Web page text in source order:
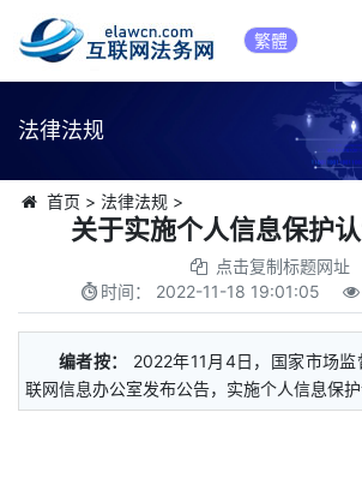
繁體
法律法规
首页 > 法律法规 >
关于实施个人信息保护
点击复制标题网址
时间： 2022-11-18 19:01:05
编者按：
2022年11月4日，国家市场
联网信息办公室发布公告，实施个人信息保护